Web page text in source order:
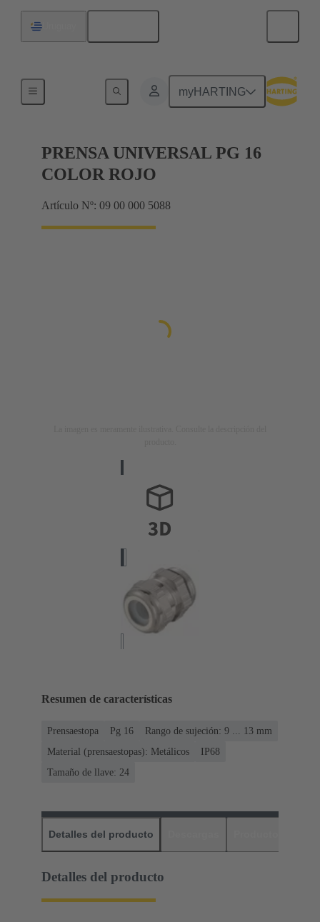
myHARTING
PRENSA UNIVERSAL PG 16
COLOR ROJO
Artículo Nº: 09 00 000 5088
Resumen de características
Prensaestopa Pg 16
Rango de sujeción: 9 ... 13 mm
Material (prensaestopas): Metálicos
IP68
Tamaño de llave: 24
Detalles del producto
Detalles del producto